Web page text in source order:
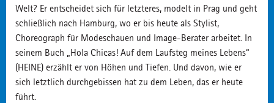
Welt? Er entscheidet sich für letzteres, modelt in Prag und geht
schließlich nach Hamburg, wo er bis heute als Stylist,
Choreograph für Modeschauen und Image-Berater arbeitet. In
seinem Buch „Hola Chicas! Auf dem Laufsteg meines Lebens“
(HEINE) erzählt er von Höhen und Tiefen. Und davon, wie er
sich letztlich durchgebissen hat zu dem Leben, das er heute
führt.